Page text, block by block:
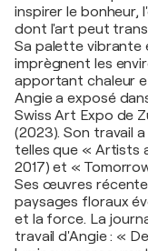
inspirer le bonheur,
dont l'art peut
Sa palette vibrante
imprègnent les
apportant chaleur
Angie a exposé
Swiss Art Expo de
(2023). Son travail
telles que « Artists
2017) et «
Ses œuvres
paysages floraux
et la force. La
travail d'Angie : «